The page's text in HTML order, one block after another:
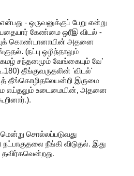
- ஒருவனுக்குப் பேறு என்று
கேண்மை ஒரீஇ விடல் -
கொண்டானாயின் அதனை
(நட்பு ஒழிந்தாலும்
சந்தனமும் வேங்கையும் வே'
தீங்குவருதலின் 'விடல்'
தீங்கொழிதலேயன்றி இருமை
எய்தலும் உடைமையின், அதனை
சொல்லப்படுவது
நட்பாகுதலை நீங்கி விடுதல். இது